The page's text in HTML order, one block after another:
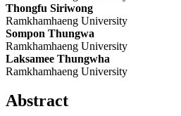
Thongfu Siriwong
Ramkhamhaeng University
Sompon Thungwa
Ramkhamhaeng University
Laksamee Thungwha
Ramkhamhaeng University
Abstract